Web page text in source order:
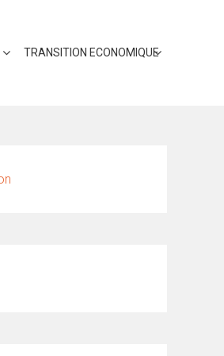
TRANSITION ECONOMIQUE